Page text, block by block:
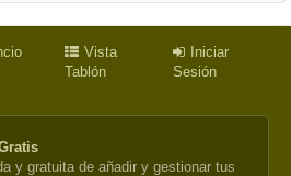
Vista
Tablón
Iniciar
Sesión
y gratuita de añadir y gestionar tus